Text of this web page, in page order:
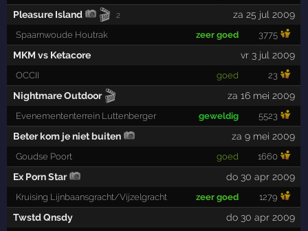
Pleasure Island 🎬 2 za 25 jul 2009
Spaarnwoude Houtrak zeer goed 3775
MKM vs Ketacore vr 3 jul 2009
OCCII goed 23
Nightmare Outdoor 🎬 za 16 mei 2009
Evenemententerrein Luttenberger geweldig 5523
Beter kom je niet buiten za 9 mei 2009
Goudse Poort goed 1660
Ex Porn Star do 30 apr 2009
Kruising Lijnbaansgracht/Vijzelgracht zeer goed 1279
Twstd Qnsdy do 30 apr 2009